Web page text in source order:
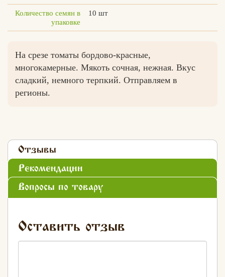
Количество семян в
упаковке
10 шт
На срезе томаты бордово-красные,
многокамерные. Мякоть сочная, нежная. Вкус
сладкий, немного терпкий. Отправляем в
регионы.
Отзывы
Рекомендации
Вопросы по товару
Оставить отзыв